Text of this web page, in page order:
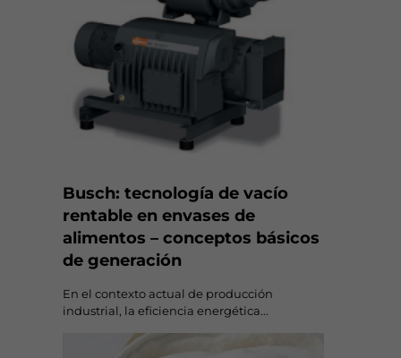
Busch: tecnología de vacío
rentable en envases de
alimentos – conceptos básicos
de generación
En el contexto actual de producción
industrial, la eficiencia energética...